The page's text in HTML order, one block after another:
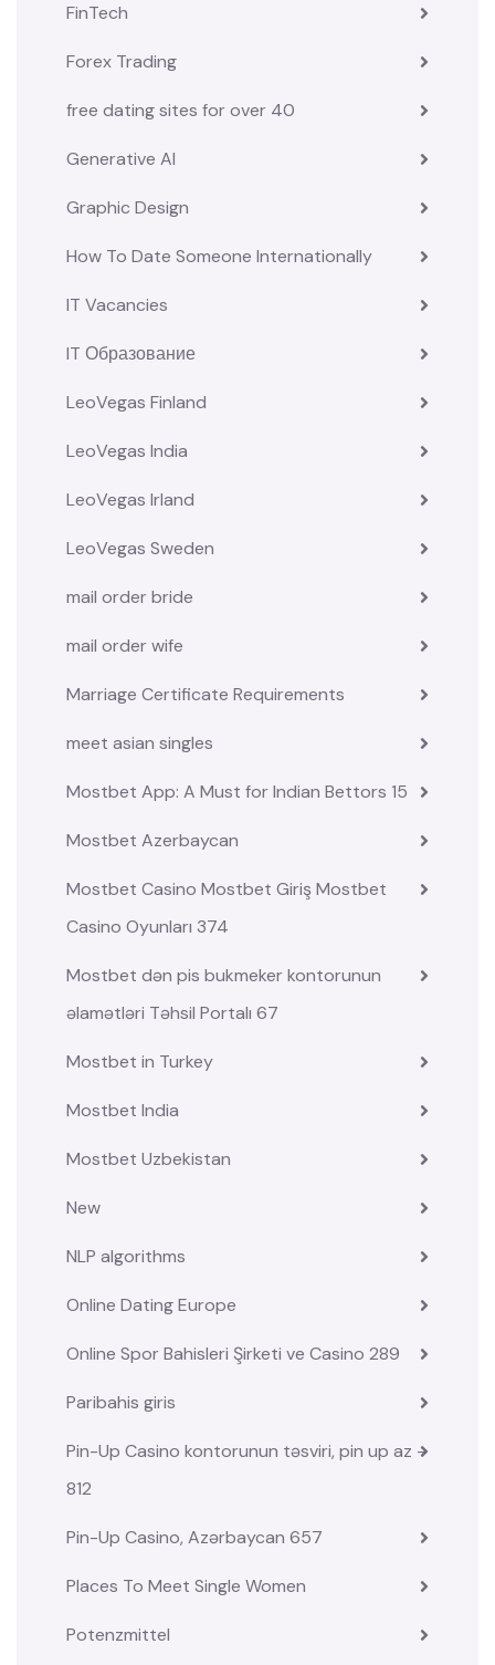
FinTech
Forex Trading
free dating sites for over 40
Generative AI
Graphic Design
How To Date Someone Internationally
IT Vacancies
IT Образование
LeoVegas Finland
LeoVegas India
LeoVegas Irland
LeoVegas Sweden
mail order bride
mail order wife
Marriage Certificate Requirements
meet asian singles
Mostbet App: A Must for Indian Bettors 15
Mostbet Azerbaycan
Mostbet Casino Mostbet Giriş Mostbet
Casino Oyunları 374
Mostbet dən pis bukmeker kontorunun
əlamətləri Təhsil Portalı 67
Mostbet in Turkey
Mostbet India
Mostbet Uzbekistan
New
NLP algorithms
Online Dating Europe
Online Spor Bahisleri Şirketi ve Casino 289
Paribahis giris
Pin-Up Casino kontorunun təsviri, pin up az –
812
Pin-Up Casino, Azərbaycan 657
Places To Meet Single Women
Potenzmittel